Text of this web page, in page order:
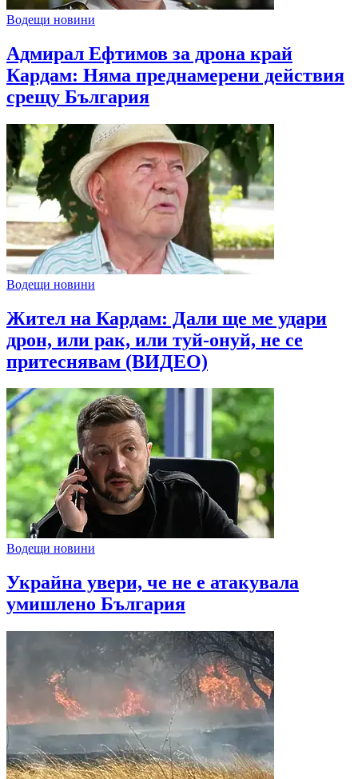
Водещи новини
Адмирал Ефтимов за дрона край
Кардам: Няма преднамерени действия
срещу България
Водещи новини
Жител на Кардам: Дали ще ме удари
дрон, или рак, или туй-онуй, не се
притеснявам (ВИДЕО)
Водещи новини
Украйна увери, че не е атакувала
умишлено България